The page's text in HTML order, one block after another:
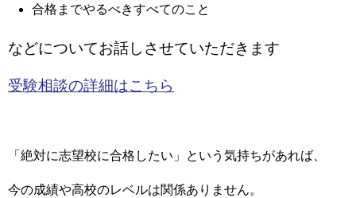
合格までやるべきすべてのこと
などについてお話しさせていただきます
受験相談の詳細はこちら
「絶対に志望校に合格したい」という気持ちがあれば、
今の成績や高校のレベルは関係ありません。